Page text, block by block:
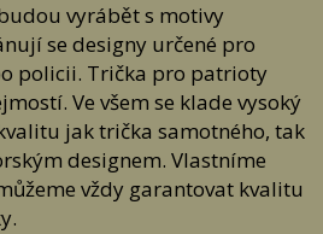
postupovat
info@dumtricek.cz nebo (pro případně
by nám mohly spadnout do spamu)
775 568 015 v pracovní době 7:00 - 15:30,
dobu můžete volat na
č. 607 239 898.
na následujícím postupu
ZPĚT NA DODACÍ ADRESU.
její kopii a napište text, který se jasně týká
reklamace (případně je také možné si
vyrábět s motivy
se designy určené pro
policii. Trička pro patrioty
Ve všem se klade vysoký
jak trička samotného, tak
designem. Vlastníme
vždy garantovat kvalitu